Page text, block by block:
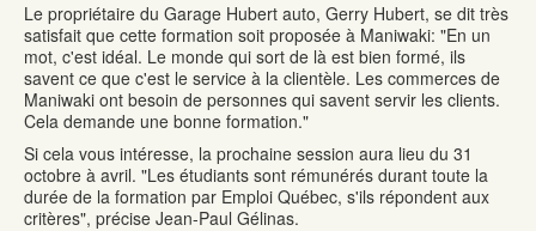
Le propriétaire du Garage Hubert auto, Gerry Hubert, se dit très
satisfait que cette formation soit proposée à Maniwaki: "En un
mot, c'est idéal. Le monde qui sort de là est bien formé, ils
savent ce que c'est le service à la clientèle. Les commerces de
Maniwaki ont besoin de personnes qui savent servir les clients.
Cela demande une bonne formation."
Si cela vous intéresse, la prochaine session aura lieu du 31
octobre à avril. "Les étudiants sont rémunérés durant toute la
durée de la formation par Emploi Québec, s'ils répondent aux
critères", précise Jean-Paul Gélinas.